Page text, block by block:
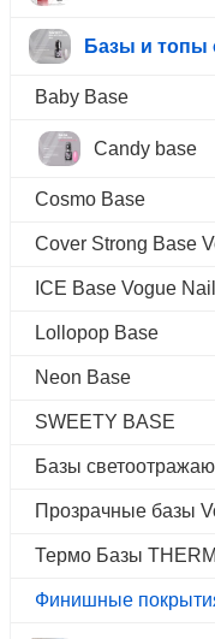
Базы и топы
Baby Base
Candy base
Cosmo Base
Cover Strong Base
ICE Base Vogue
Lollopop Base
Neon Base
SWEETY BASE
Базы
Прозрачные базы
Термо Базы
Финишные